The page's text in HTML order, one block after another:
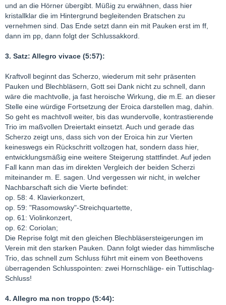
und an die Hörner übergibt. Müßig zu erwähnen, dass hier
kristallklar die im Hintergrund begleitenden Bratschen zu
vernehmen sind. Das Ende setzt dann ein mit Pauken erst im ff,
dann im pp, dann folgt der Schlussakkord.
3. Satz: Allegro vivace (5:57):
Kraftvoll beginnt das Scherzo, wiederum mit sehr präsenten
Pauken und Blechbläsern, Gott sei Dank nicht zu schnell, dann
wäre die machtvolle, ja fast heroische Wirkung, die m.E. an dieser
Stelle eine würdige Fortsetzung der Eroica darstellen mag, dahin.
So geht es machtvoll weiter, bis das wundervolle, kontrastierende
Trio im maßvollen Dreiertakt einsetzt. Auch und gerade das
Scherzo zeigt uns, dass sich von der Eroica hin zur Vierten
keineswegs ein Rückschritt vollzogen hat, sondern dass hier,
entwicklungsmäßig eine weitere Steigerung stattfindet. Auf jeden
Fall kann man das im direkten Vergleich der beiden Scherzi
miteinander m. E. sagen. Und vergessen wir nicht, in welcher
Nachbarschaft sich die Vierte befindet:
op. 58: 4. Klavierkonzert,
op. 59: "Rasomowsky"-Streichquartette,
op. 61: Violinkonzert,
op. 62: Coriolan;
Die Reprise folgt mit den gleichen Blechbläsersteigerungen im
Verein mit den starken Pauken. Dann folgt wieder das himmlische
Trio, das schnell zum Schluss führt mit einem von Beethovens
überragenden Schlusspointen: zwei Hornschläge- ein Tuttischlag-
Schluss!
4. Allegro ma non troppo (5:44):